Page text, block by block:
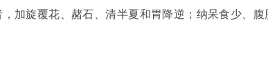
加旋覆花、赭石、清半夏和胃降逆；纳呆食少、腹